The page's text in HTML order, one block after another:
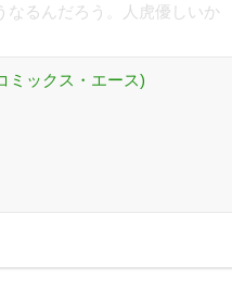
なるんだろう。人虎優しいか
ミックス・エース)